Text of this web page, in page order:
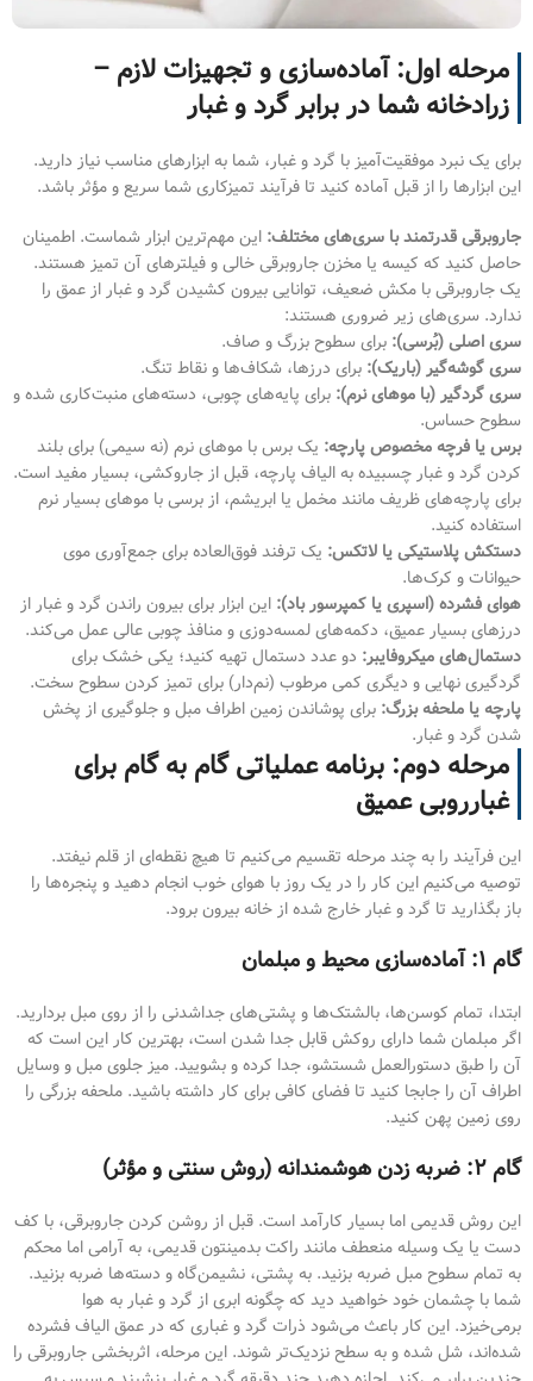
مرحله اول: آماده‌سازی و تجهیزات لازم –
زرادخانه شما در برابر گرد و غبار
برای یک نبرد موفقیت‌آمیز با گرد و غبار، شما به ابزارهای مناسب نیاز دارید.
این ابزارها را از قبل آماده کنید تا فرآیند تمیزکاری شما سریع و مؤثر باشد.
جاروبرقی قدرتمند با سری‌های مختلف: این مهم‌ترین ابزار شماست. اطمینان
حاصل کنید که کیسه یا مخزن جاروبرقی خالی و فیلترهای آن تمیز هستند.
یک جاروبرقی با مکش ضعیف، توانایی بیرون کشیدن گرد و غبار از عمق را
ندارد. سری‌های زیر ضروری هستند:
سری اصلی (بُرسی): برای سطوح بزرگ و صاف.
سری گوشه‌گیر (باریک): برای درزها، شکاف‌ها و نقاط تنگ.
سری گردگیر (با موهای نرم): برای پایه‌های چوبی، دسته‌های منبت‌کاری شده و
سطوح حساس.
برس یا فرچه مخصوص پارچه: یک برس با موهای نرم (نه سیمی) برای بلند
کردن گرد و غبار چسبیده به الیاف پارچه، قبل از جاروکشی، بسیار مفید است.
برای پارچه‌های ظریف مانند مخمل یا ابریشم، از برسی با موهای بسیار نرم
استفاده کنید.
دستکش پلاستیکی یا لاتکس: یک ترفند فوق‌العاده برای جمع‌آوری موی
حیوانات و کرک‌ها.
هوای فشرده (اسپری یا کمپرسور باد): این ابزار برای بیرون راندن گرد و غبار از
درزهای بسیار عمیق، دکمه‌های لمسه‌دوزی و منافذ چوبی عالی عمل می‌کند.
دستمال‌های میکروفایبر: دو عدد دستمال تهیه کنید؛ یکی خشک برای
گردگیری نهایی و دیگری کمی مرطوب (نم‌دار) برای تمیز کردن سطوح سخت.
پارچه یا ملحفه بزرگ: برای پوشاندن زمین اطراف مبل و جلوگیری از پخش
شدن گرد و غبار.
مرحله دوم: برنامه عملیاتی گام به گام برای
غبارروبی عمیق
این فرآیند را به چند مرحله تقسیم می‌کنیم تا هیچ نقطه‌ای از قلم نیفتد.
توصیه می‌کنیم این کار را در یک روز با هوای خوب انجام دهید و پنجره‌ها را
باز بگذارید تا گرد و غبار خارج شده از خانه بیرون برود.
گام ۱: آماده‌سازی محیط و مبلمان
ابتدا، تمام کوسن‌ها، بالشتک‌ها و پشتی‌های جداشدنی را از روی مبل بردارید.
اگر مبلمان شما دارای روکش قابل جدا شدن است، بهترین کار این است که
آن را طبق دستورالعمل شستشو، جدا کرده و بشویید. میز جلوی مبل و وسایل
اطراف آن را جابجا کنید تا فضای کافی برای کار داشته باشید. ملحفه بزرگی را
روی زمین پهن کنید.
گام ۲: ضربه زدن هوشمندانه (روش سنتی و مؤثر)
این روش قدیمی اما بسیار کارآمد است. قبل از روشن کردن جاروبرقی، با کف
دست یا یک وسیله منعطف مانند راکت بدمینتون قدیمی، به آرامی اما محکم
به تمام سطوح مبل ضربه بزنید. به پشتی، نشیمن‌گاه و دسته‌ها ضربه بزنید.
شما با چشمان خود خواهید دید که چگونه ابری از گرد و غبار به هوا
برمی‌خیزد. این کار باعث می‌شود ذرات گرد و غباری که در عمق الیاف فشرده
شده‌اند، شل شده و به سطح نزدیک‌تر شوند. این مرحله، اثربخشی جاروبرقی را